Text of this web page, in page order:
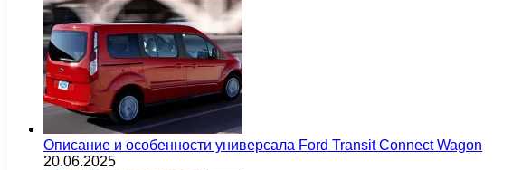
Описание и особенности универсала Ford Transit Connect Wagon
20.06.2025